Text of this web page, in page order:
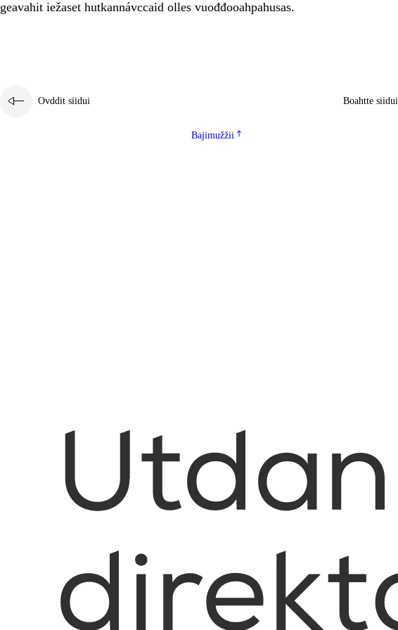
geavahit iežaset hutkannávccaid olles vuođđooahpahusas.
Ovddit siidui Boahtte siidui
Bajimužžii